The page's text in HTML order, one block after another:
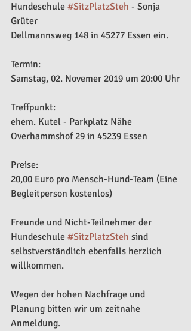
Hundeschule #SitzPlatzSteh - Sonja
Grüter
Dellmannsweg 148 in 45277 Essen ein.
Termin:
Samstag, 02. Novemer 2019 um 20:00 Uhr
Treffpunkt:
ehem. Kutel - Parkplatz Nähe
Overhammshof 29 in 45239 Essen
Preise:
20,00 Euro pro Mensch-Hund-Team (Eine
Begleitperson kostenlos)
Freunde und Nicht-Teilnehmer der
Hundeschule #SitzPlatzSteh sind
selbstverständlich ebenfalls herzlich
willkommen.
Wegen der hohen Nachfrage und
Planung bitten wir um zeitnahe
Anmeldung.